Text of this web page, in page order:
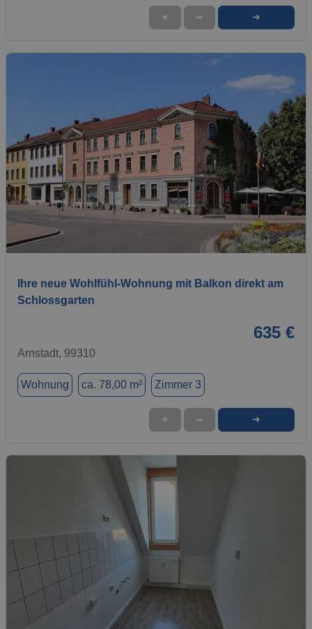
★ ➦ ➜
1 / 9
Ihre neue Wohlfühl-Wohnung mit Balkon direkt am
Schlossgarten
635 €
Arnstadt, 99310
Wohnung ca. 78,00 m² Zimmer 3
★ ➦ ➜